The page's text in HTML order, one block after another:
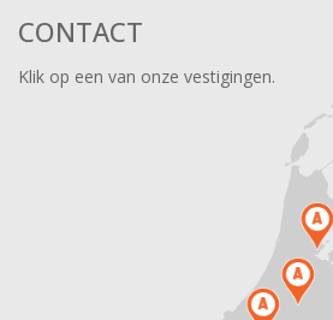
CONTACT
Klik op een van onze vestigingen.